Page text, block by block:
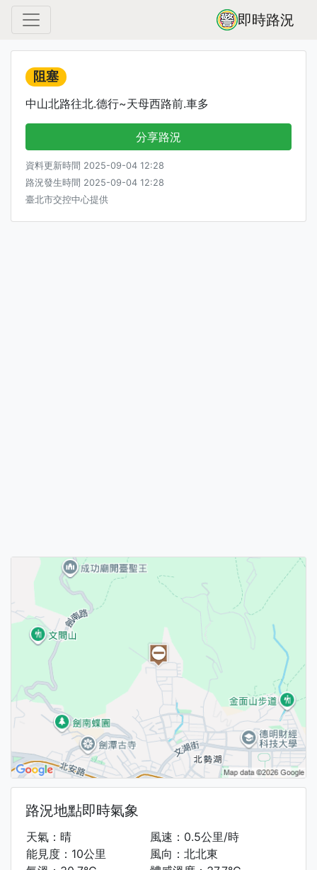
即時路況
阻塞
中山北路往北.德行~天母西路前.車多
分享路況
資料更新時間 2025-09-04 12:28
路況發生時間 2025-09-04 12:28
臺北市交控中心提供
路況地點即時氣象
天氣：晴
能見度：10公里
風速：0.5公里/時
風向：北北東